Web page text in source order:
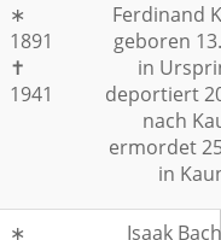
∗
1891
✝
1941
Ferdinand
geboren
in
deportiert
nach
ermordet
in
∗
Isaak